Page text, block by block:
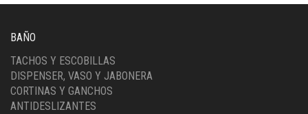
BAÑO
TACHOS Y ESCOBILLAS
DISPENSER, VASO Y JABONERA
CORTINAS Y GANCHOS
ANTIDESLIZANTES